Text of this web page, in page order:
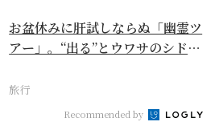
お盆休みに肝試しならぬ「幽霊ツ
アー」。“出る”とウワサのシドニ
旅行
Recommended by